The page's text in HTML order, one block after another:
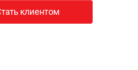
клиентом